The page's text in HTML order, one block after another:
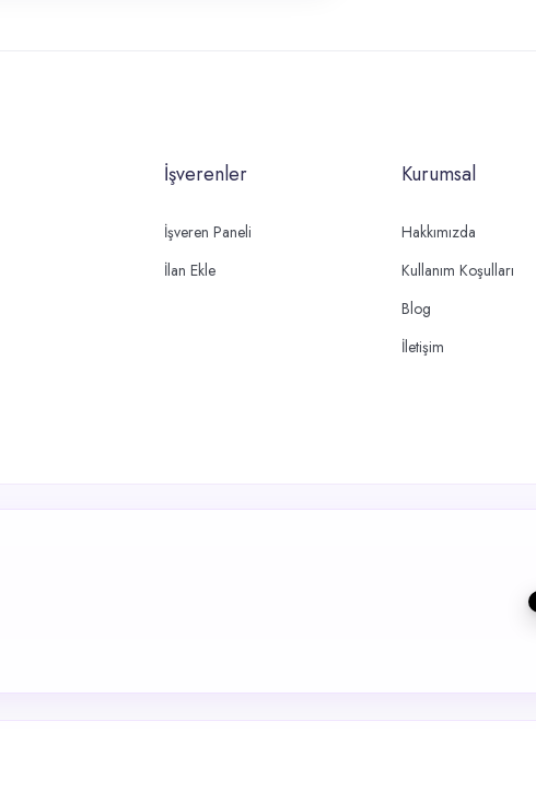
İşverenler
İşveren Paneli
İlan Ekle
Kurumsal
Hakkımızda
Kullanım Koşulları
Blog
İletişim